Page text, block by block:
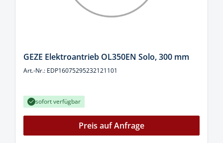
GEZE Elektroantrieb OL350EN Solo, 300 mm
Art.-Nr.: EDP16075295232121101
sofort verfügbar
Preis auf Anfrage